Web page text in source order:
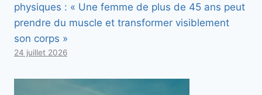
physiques : « Une femme de plus de 45 ans peut
prendre du muscle et transformer visiblement
son corps »
24 juillet 2026